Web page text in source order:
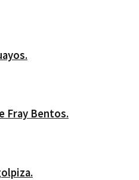
Fray Bentos.